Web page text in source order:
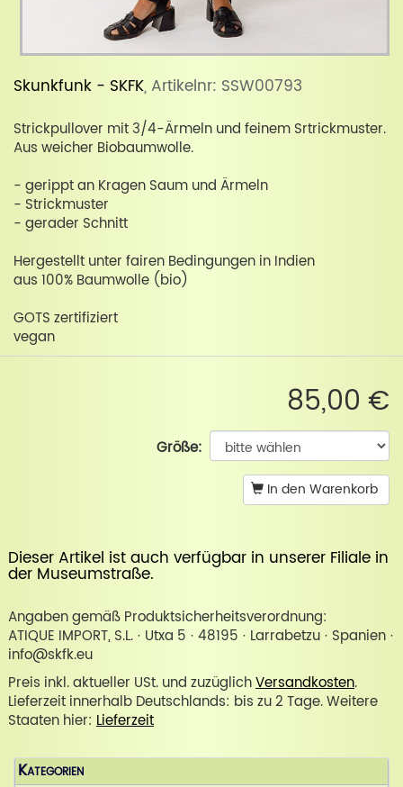
Skunkfunk - SKFK, Artikelnr: SSW00793
Strickpullover mit 3/4-Ärmeln und feinem Srtrickmuster.
Aus weicher Biobaumwolle.
- gerippt an Kragen Saum und Ärmeln
- Strickmuster
- gerader Schnitt
Hergestellt unter fairen Bedingungen in Indien
aus 100% Baumwolle (bio)
GOTS zertifiziert
vegan
85,00 €
Größe:
In den Warenkorb
Dieser Artikel ist auch verfügbar in unserer Filiale in
der Museumstraße.
Angaben gemäß Produktsicherheitsverordnung:
ATIQUE IMPORT, S.L. · Utxa 5 · 48195 · Larrabetzu · Spanien ·
info@skfk.eu
Preis inkl. aktueller USt. und zuzüglichVersandkosten.
Lieferzeit innerhalb Deutschlands: bis zu 2 Tage. Weitere
Staaten hier: Lieferzeit
Kategorien